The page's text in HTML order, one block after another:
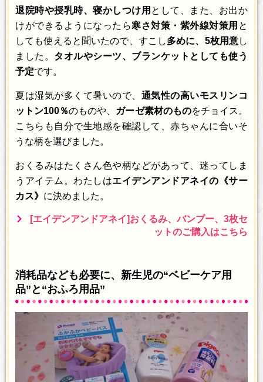
退院時や授乳時、寝かしつけ用 として、また、お出か
けができるようになったら寒さ対策・紫外線対策用 と
しても使えると聞いたので、すこし多めに、5枚用意し
ました。 タオルやシーツ、ブランケットとしても使う
予定です。
夏は湿気が多くて暑いので、 通気性の高いモスリンコ
ットン100％のものや、 ガーゼ素材のものをチョイス。
こちらも自分で生地感を確認して、赤ちゃんに合いそ
うな柄を選びました。
おくるみはたくさん色や柄などがあって、迷ってしま
うアイテム。わたしはエイデンアンドアネイの《サー
カス》 に決めました。
[エイデンアンドアネイ]おくるみ、バンブー、3枚セ
ットのご購入はこちら
消耗品なども必要に、新生児の“ベビーケア用
品”と“おふろ用品”